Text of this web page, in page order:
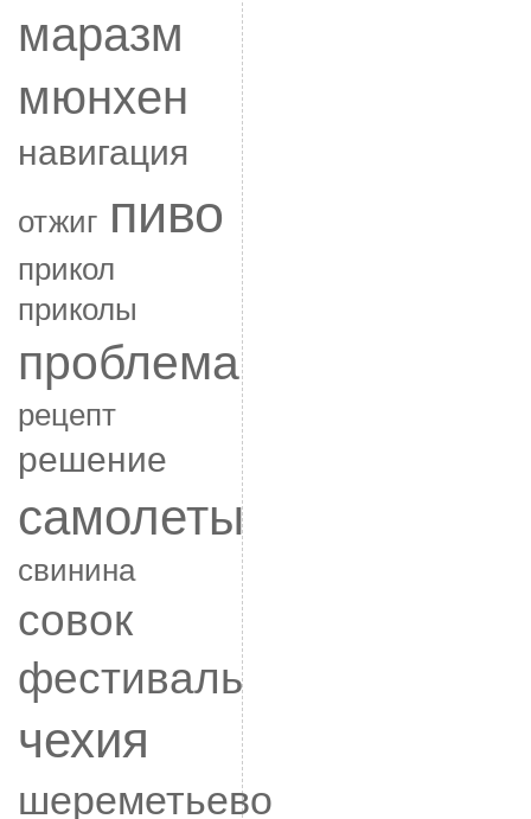
маразм
мюнхен
навигация
отжиг пиво
прикол
приколы
проблема
рецепт
решение
самолеты
свинина
совок
фестиваль
чехия
шереметьево